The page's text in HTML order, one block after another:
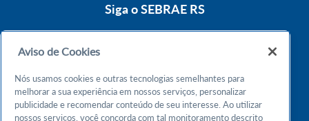
Siga o SEBRAE RS
Atendimento 24h
Aviso de Cookies
Nós usamos cookies e outras tecnologias semelhantes para
melhorar a sua experiência em nossos serviços, personalizar
publicidade e recomendar conteúdo de seu interesse. Ao utilizar
nossos serviços, você concorda com tal monitoramento descrito